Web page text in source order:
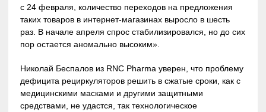
с 24 февраля, количество переходов на предложения
таких товаров в интернет-магазинах выросло в шесть
раз. В начале апреля спрос стабилизировался, но до сих
пор остается аномально высоким».
Николай Беспалов из RNC Pharma уверен, что проблему
дефицита рециркуляторов решить в сжатые сроки, как с
медицинскими масками и другими защитными
средствами, не удастся, так технологическое